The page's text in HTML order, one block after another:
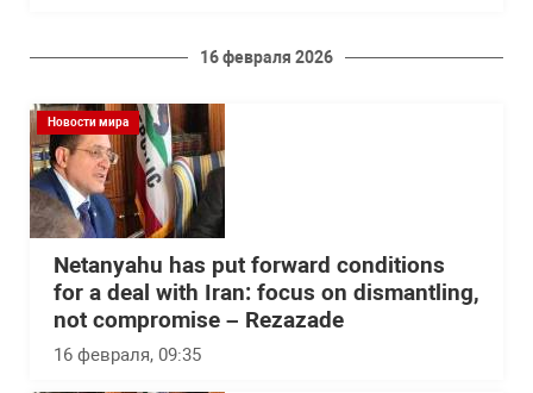
16 февраля 2026
Новости мира
Netanyahu has put forward conditions
for a deal with Iran: focus on dismantling,
not compromise – Rezazade
16 февраля, 09:35